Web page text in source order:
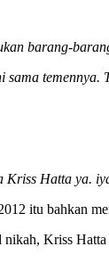
barang-
Kriss Hatta ya.
itu bahkan
nikah, Kriss